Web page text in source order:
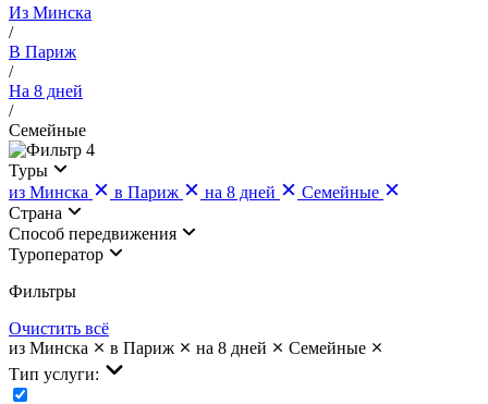
Из Минска
/
В Париж
/
На 8 дней
/
Семейные
4
Туры
из Минска
в Париж на 8 дней
Семейные
Страна
Cпособ передвижения
Туроператор
Фильтры
Очистить всё
из Минска
в Париж на 8 дней
Семейные
Тип услуги: